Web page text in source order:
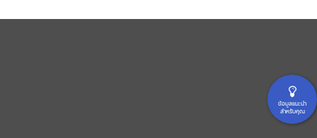
ข้อมูลแนะนำ
สำหรับคุณ